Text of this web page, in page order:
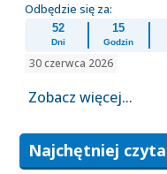
Odbędzie się za:
52
Dni
15
Godzin
30 czerwca 2026
Zobacz więcej...
Najchętniej